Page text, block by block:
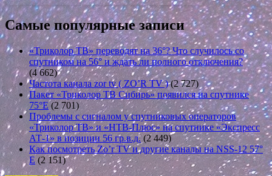
Самые популярные записи
«Триколор ТВ» переводят на 36°? Что случилось со
спутником на 56° и ждать ли полного отключения?
(4 662)
Частота канала zor tv ( ZO’R TV ) (2 727)
Пакет «Триколор ТВ Сибирь» появился на спутнике
75°E (2 701)
Проблемы с сигналом у спутниковых операторов
«Триколор ТВ» и «НТВ-Плюс» на спутнике «Экспресс
АТ-1» в позиции 56 гр.в.д. (2 449)
Как посмотреть Zo’r TV и другие каналы на NSS-12 57°
E (2 151)